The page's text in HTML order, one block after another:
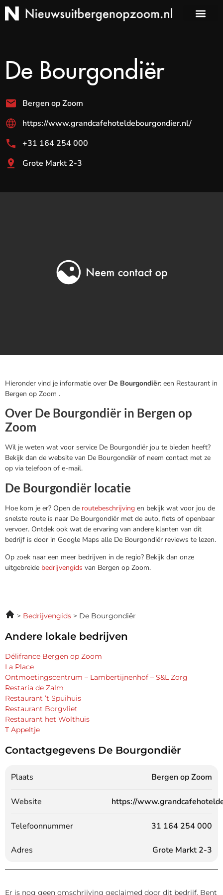
De Bourgondiër
Bergen op Zoom
https://www.grandcafehoteldebourgondier.nl/
+31 164 254 000
Grote Markt 2-3
Hieronder vind je informatie over De Bourgondiër: een Restaurant in
Bergen op Zoom .
Over De Bourgondiër in Bergen op
Zoom
Wil je weten wat voor service De Bourgondiër jou te bieden heeft?
Bekijk dan de website van De Bourgondiër of neem contact met ze
op via telefoon of e-mail.
De Bourgondiër locatie
Hoe kom je er? Open de routebeschrijving en bekijk wat voor jou de
snelste route is naar De Bourgondiër met de auto, fiets of openbaar
vervoer. Ontdek ook wat de ervaring van andere klanten van dit
bedrijf is door in Google Maps alle De Bourgondiër reviews te lezen.
Op zoek naar een meer bedrijven in de regio? Bekijk dan onze
uitgebreide bedrijvengids van Bergen op Zoom.
Bedrijvengids De Bourgondiër
Andere lokale bedrijven
Délifrance Bergen op Zoom
La Place
Ontmoetingscentrum – Lambertijnenhof – S&L Zorg
Restaria de Zalm
Restaurant ’t Spuihuis
Restaurant Borgvliet
Restaurant het Wolthuis
T Appeltje
Contactgegevens De Bourgondiër
Plaats Bergen op Zoom
Website https://
Telefoonnummer 31 164 254 000
Adres Grote Markt 2-3
Er is nog geen omschrijving geclaimed door dit bedrijf. Bent